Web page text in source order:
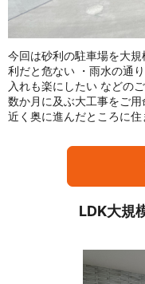
今回は砂利の駐車場を大
利だと危ない ・雨水の通
入れも楽にしたい などの
数か月に及ぶ大工事をご
近く奥に進んだところに
LDK大規